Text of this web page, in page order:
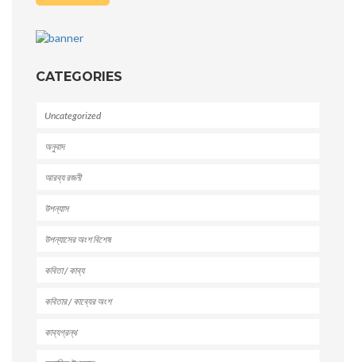
CATEGORIES
Uncategorized
অনুবাদ
আরব্য রজনী
উপন্যাস
উপন্যাসের অংশ বিশেষ
কবিতা / কাব্য
কবিতার / কাব্যের অংশ
কাব্যগ্রন্থ